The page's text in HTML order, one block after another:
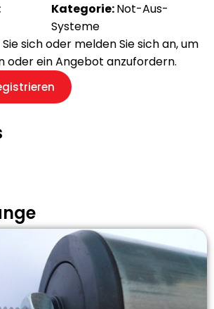
Kategorie:Not-Aus-
Systeme
sich oder melden Sie sich an, um
oder ein Angebot anzufordern.